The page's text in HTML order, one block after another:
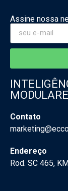
Assine nossa
Contato
Endereço
Rod. SC 465,